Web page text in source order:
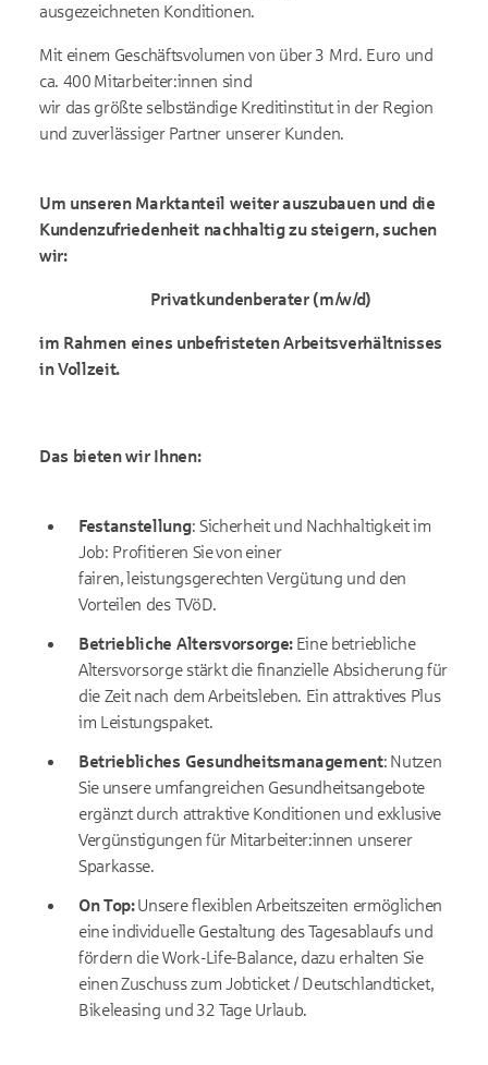
ausgezeichneten Konditionen.
Mit einem Geschäftsvolumen von über 3 Mrd. Euro und
ca. 400 Mitarbeiter:innen sind
wir das größte selbständige Kreditinstitut in der Region
und zuverlässiger Partner unserer Kunden.
Um unseren Marktanteil weiter auszubauen und die
Kundenzufriedenheit nachhaltig zu steigern, suchen
wir:
Privatkundenberater (m/w/d)
im Rahmen eines unbefristeten Arbeitsverhältnisses
in Vollzeit.
Das bieten wir Ihnen:
Festanstellung: Sicherheit und Nachhaltigkeit im
Job: Profitieren Sie von einer
fairen, leistungsgerechten Vergütung und den
Vorteilen des TVöD.
Betriebliche Altersvorsorge: Eine betriebliche
Altersvorsorge stärkt die finanzielle Absicherung für
die Zeit nach dem Arbeitsleben. Ein attraktives Plus
im Leistungspaket.
Betriebliches Gesundheitsmanagement: Nutzen
Sie unsere umfangreichen Gesundheitsangebote
ergänzt durch attraktive Konditionen und exklusive
Vergünstigungen für Mitarbeiter:innen unserer
Sparkasse.
On Top:Unsere flexiblen Arbeitszeiten ermöglichen
eine individuelle Gestaltung des Tagesablaufs und
fördern die Work-Life-Balance, dazu erhalten Sie
einen Zuschuss zum Jobticket / Deutschlandticket,
Bikeleasing und 32 Tage Urlaub.